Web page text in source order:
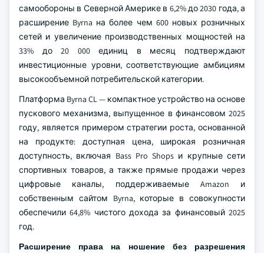
самообороны в Северной Америке в 6,2% до 2030 года, а
расширение Byrna на более чем 600 новых розничных
сетей и увеличение производственных мощностей на
33% до 20 000 единиц в месяц подтверждают
инвестиционные уровни, соответствующие амбициям
высокообъемной потребительской категории.
Платформа Byrna CL — компактное устройство на основе
пускового механизма, выпущенное в финансовом 2025
году, является примером стратегии роста, основанной
на продукте: доступная цена, широкая розничная
доступность, включая Bass Pro Shops и крупные сети
спортивных товаров, а также прямые продажи через
цифровые каналы, поддерживаемые Amazon и
собственным сайтом Byrna, которые в совокупности
обеспечили 64,8% чистого дохода за финансовый 2025
год.
Расширение права на ношение без разрешения